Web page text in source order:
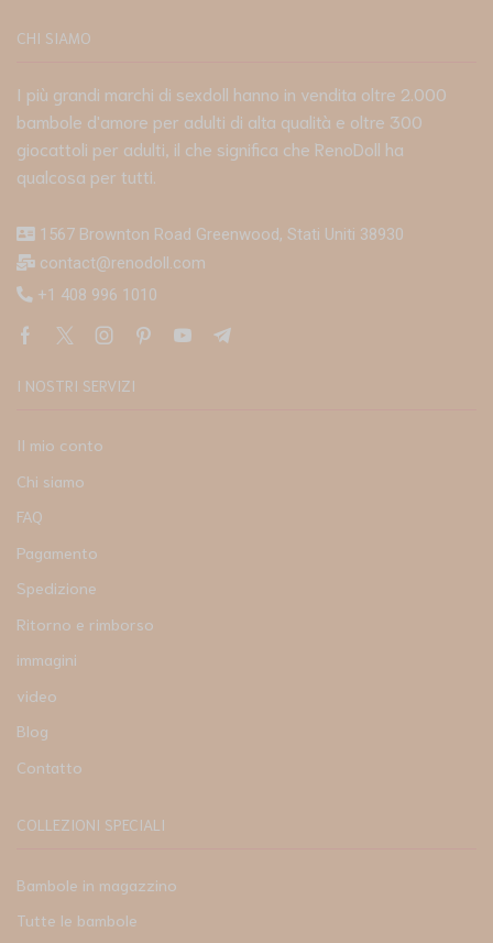
CHI SIAMO
I più grandi marchi di sexdoll hanno in vendita oltre 2.000
bambole d'amore per adulti di alta qualità e oltre 300
giocattoli per adulti, il che significa che RenoDoll ha
qualcosa per tutti.
1567 Brownton Road Greenwood, Stati Uniti 38930
contact@renodoll.com
+1 408 996 1010
I NOSTRI SERVIZI
Il mio conto
Chi siamo
FAQ
Pagamento
Spedizione
Ritorno e rimborso
immagini
video
Blog
Contatto
COLLEZIONI SPECIALI
Bambole in magazzino
Tutte le bambole